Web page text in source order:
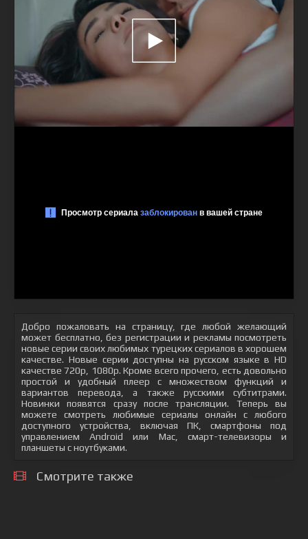
Добро пожаловать на страницу, где любой желающий
может бесплатно, без регистрации и рекламы посмотреть
новые серии своих любимых турецких сериалов в хорошем
качестве. Новые серии доступны на русском языке в HD
качестве 720p, 1080p. Кроме всего прочего, есть довольно
простой и удобный плеер с множеством функций и
вариантов перевода, а также русскими субтитрами.
Новинки появятся сразу после трансляции. Теперь вы
можете смотреть любимые сериалы онлайн с любого
доступного устройства, включая ПК, смартфоны под
управлением Android или Mac, смарт-телевизоры и
планшеты с ноутбуками.
Смотрите также